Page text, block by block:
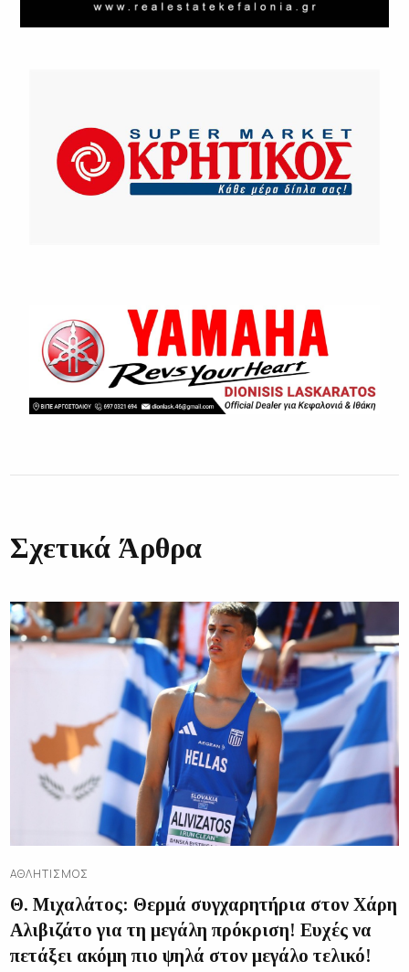
Σχετικά Άρθρα
ΑΘΛΗΤΙΣΜΌΣ
Θ. Μιχαλάτος: Θερμά συγχαρητήρια στον Χάρη
Αλιβιζάτο για τη μεγάλη πρόκριση! Ευχές να
πετάξει ακόμη πιο ψηλά στον μεγάλο τελικό!